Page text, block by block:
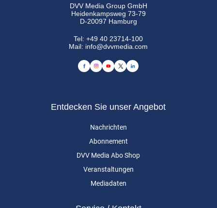
DVV Media Group GmbH
Heidenkampsweg 73-79
D-20097 Hamburg
Tel:+49 40 23714-100
Mail: info@dvvmedia.com
Entdecken Sie unser Angebot
Nachrichten
Abonnement
DVV Media Abo Shop
Veranstaltungen
Mediadaten